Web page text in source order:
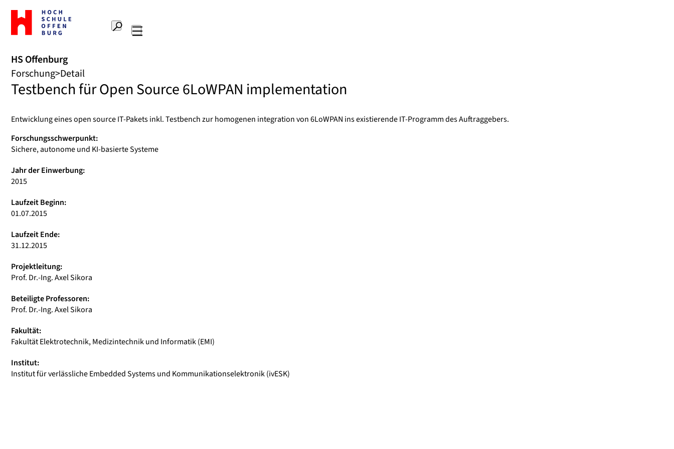
Zur
Startseite
Hochschule
Suche
HS Offenburg
Forschung Detail
Testbench für Open Source 6LoWPAN implementation
Entwicklung eines open source IT-Pakets inkl. Testbench zur homogenen integration von 6LoWPAN ins existierende IT-Programm des Auftraggebers.
Forschungsschwerpunkt:
Sichere, autonome und KI-basierte Systeme
Jahr der Einwerbung:
2015
Laufzeit Beginn:
01.07.2015
Laufzeit Ende:
31.12.2015
Projektleitung:
Prof. Dr.-Ing. Axel Sikora
Beteiligte Professoren:
Prof. Dr.-Ing. Axel Sikora
Fakultät:
Fakultät Elektrotechnik, Medizintechnik und Informatik (EMI)
Institut:
Institut für verlässliche Embedded Systems und Kommunikationselektronik (ivESK)